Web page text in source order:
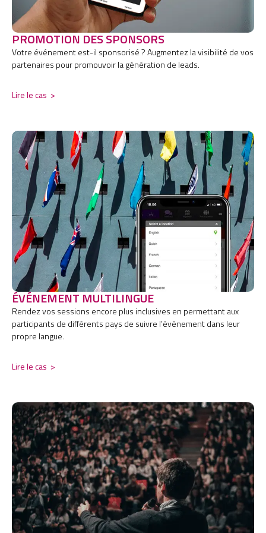
PROMOTION DES SPONSORS
Votre événement est-il sponsorisé ? Augmentez la visibilité de vos
partenaires pour promouvoir la génération de leads.
Lire le cas >
ÉVÉNEMENT MULTILINGUE​
Rendez vos sessions encore plus inclusives en permettant aux
participants de différents pays de suivre l’événement dans leur
propre langue.
Lire le cas >